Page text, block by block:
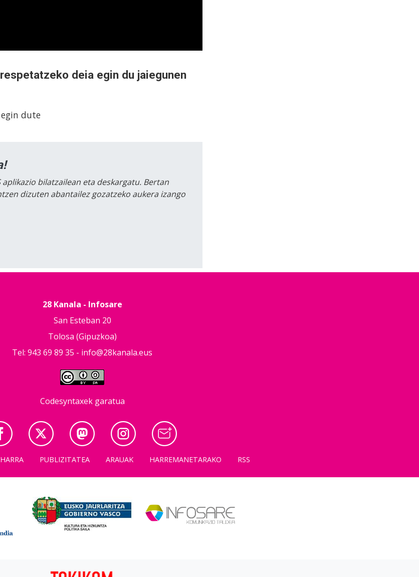
deia egin du jaiegunen
dute
bilatzailean eta deskargatu. Bertan
dizuten abantailez gozatzeko aukera izango
28 Kanala - Infosare
San Esteban 20
Tolosa (Gipuzkoa)
Tel: 943 69 89 35 - info@28kanala.eus
Codesyntaxek garatua
PUBLIZITATEA ARAUAK HARREMANETARAKO RSS